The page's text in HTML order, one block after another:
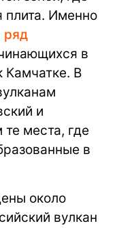
плита. Именно
ряд
в
Камчатке. В
и
места, где
в
около
вулкан